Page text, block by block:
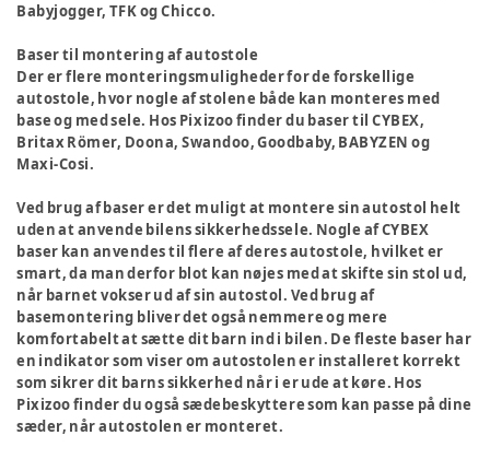
Babyjogger, TFK og Chicco.
Baser til montering af autostole
Der er flere monteringsmuligheder for de forskellige
autostole, hvor nogle af stolene både kan monteres med
base og med sele. Hos Pixizoo finder du baser til CYBEX,
Britax Römer, Doona, Swandoo, Goodbaby, BABYZEN og
Maxi-Cosi.
Ved brug af baser er det muligt at montere sin autostol helt
uden at anvende bilens sikkerhedssele. Nogle af CYBEX
baser kan anvendes til flere af deres autostole, hvilket er
smart, da man derfor blot kan nøjes med at skifte sin stol ud,
når barnet vokser ud af sin autostol. Ved brug af
basemontering bliver det også nemmere og mere
komfortabelt at sætte dit barn ind i bilen. De fleste baser har
en indikator som viser om autostolen er installeret korrekt
som sikrer dit barns sikkerhed når i er ude at køre. Hos
Pixizoo finder du også sædebeskyttere som kan passe på dine
sæder, når autostolen er monteret.